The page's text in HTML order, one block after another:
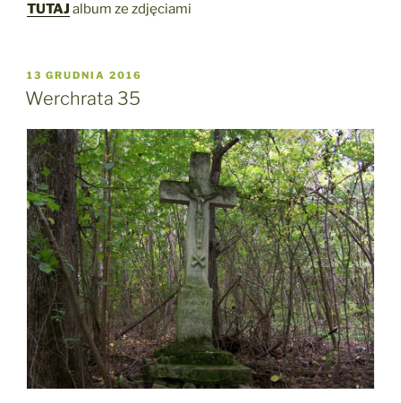
TUTAJ album ze zdjęciami
OPUBLIKOWANE
W
13 GRUDNIA 2016
Werchrata 35